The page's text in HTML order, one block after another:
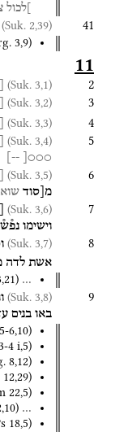
]לכול
41
(Suk. 2,39)
3,9)
11
2
(Suk. 3,1)
3
(Suk. 3,2)
4
(Suk. 3,3)
5
(Suk. 3,4)
○○○[
--]
6
(Suk. 3,5)
מ[סוד שוא]
7
(Suk. 3,6)
וישימו נפ֯ש֯
8
(Suk. 3,7)
אשת לדה
…
,21)
9
(Suk. 3,8)
באו בנים
6,10)
4 i,5)
8,12)
12,29)
22,5)
…
,10)
18,5)